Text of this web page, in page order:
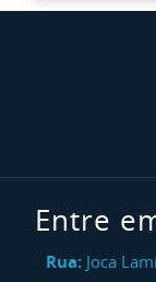
Entre
Rua: Joca